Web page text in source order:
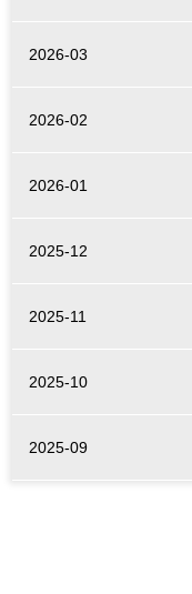
2026-03
2026-02
2026-01
2025-12
2025-11
2025-10
2025-09